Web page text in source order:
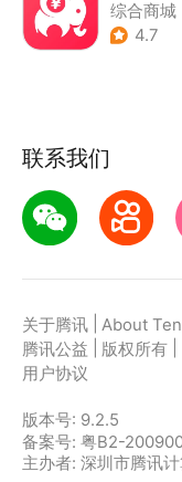
综合商城
4.7
联系我们
关于腾讯 About
腾讯公益
版权所有
用户协议
版本号: 9.2.5
备案号: 粤B2-
主办者: 深圳市腾讯